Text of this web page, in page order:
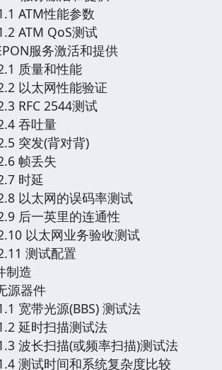
性能参数
QoS测试
服务激活和提供
量和性能
太网性能验证
2544测试
吞吐量
发(背对背)
帧丢失
时延
太网的误码率测试
一英里的连通性
以太网业务验收测试
测试配置
制造
器件
带光源(BBS) 测试法
时扫描测试法
长扫描(或频率扫描)测试法
试时间和系统复杂度比较